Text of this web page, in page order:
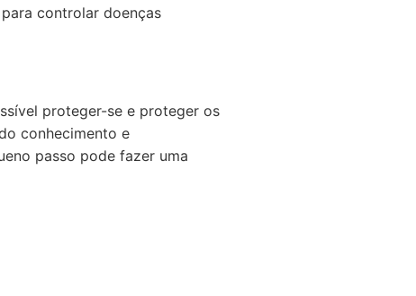
controlar doenças
proteger-se e proteger os
conhecimento e
passo pode fazer uma